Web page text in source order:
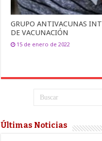
GRUPO ANTIVACUNAS
DE VACUNACIÓN
15 de enero de 2022
Últimas Noticias